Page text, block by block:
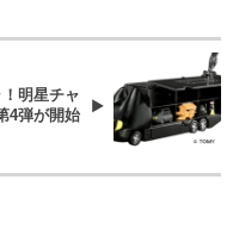
明星チャ
4弾が開始